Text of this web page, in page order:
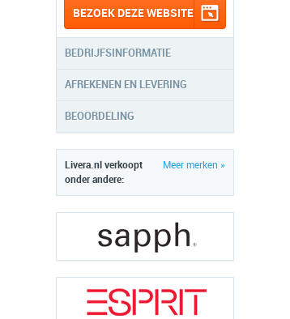
BEZOEK DEZE WEBSITE
BEDRIJFSINFORMATIE
AFREKENEN EN LEVERING
BEOORDELING
Meer merken »
Livera.nl verkoopt
onder andere: